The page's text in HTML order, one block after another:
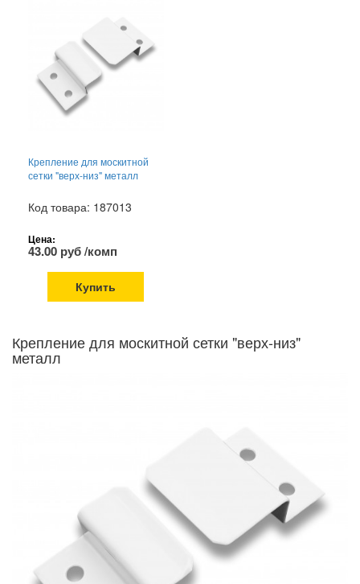
Крепление для москитной
сетки "верх-низ" металл
Код товара: 187013
Цена:
43.00 руб /комп
Купить
Крепление для москитной сетки "верх-низ"
металл